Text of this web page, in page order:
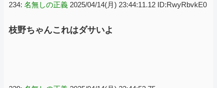
234: 名無しの正義 2025/04/14(月) 23:44:11.12 ID:RwyRbvkE0
枝野ちゃんこれはダサいよ